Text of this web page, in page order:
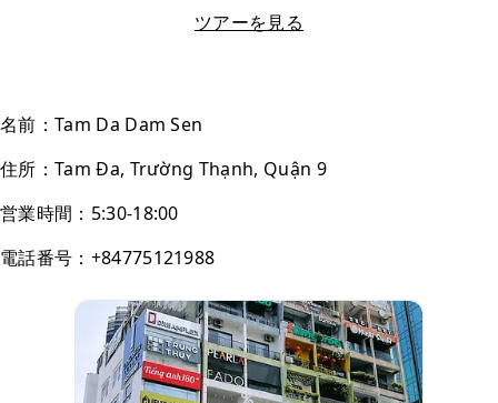
ツアーを見る
名前：Tam Da Dam Sen
住所：Tam Đa, Trường Thạnh, Quận 9
営業時間：5:30-18:00
電話番号：+84775121988